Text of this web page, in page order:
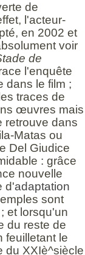
de
l'acteur-
en 2002 et
voir
de
l'enquête
dans le film ;
traces de
œuvres mais
retrouve dans
Matas ou
Del Giudice
: grâce
nouvelle
d'adaptation
sont
et lorsqu'un
du reste de
feuilletant le
du XXIè^siècle